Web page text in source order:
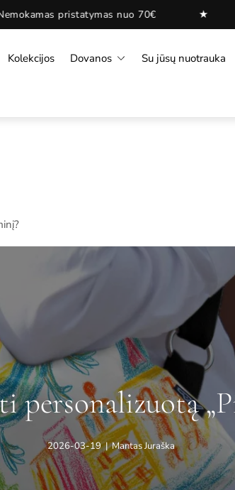
pristatymas nuo 70€ ★
Kolekcijos Dovanos Su jūsų nuotrauka
personalizuotą
2026-03-19| Mantas Juraška